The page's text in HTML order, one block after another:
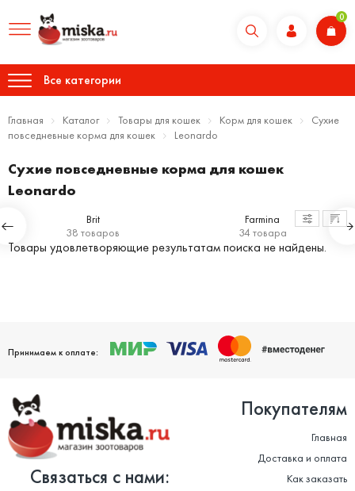
0
Все категории
Главная Каталог Товары для кошек Корм для кошек
Сухие
повседневные корма для кошек
Leonardo
Сухие повседневные корма для кошек
Leonardo
Brit
38 товаров
Farmina
34 товара
Товары удовлетворяющие результатам поиска не найдены.
Принимаем к оплате:
Связаться с нами:
Покупателям
Главная
Доставка и оплата
Как заказать